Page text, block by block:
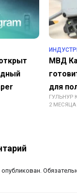
МВД
для
ГУЛЬНУР
2